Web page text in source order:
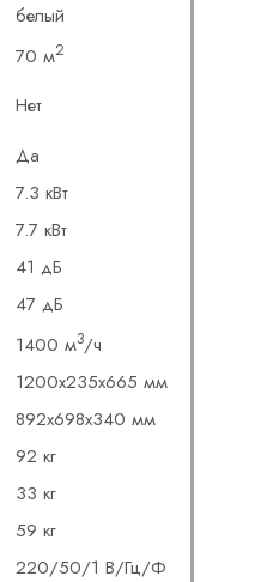
белый
70 м2
Нет
Да
7.3 кВт
7.7 кВт
41 дБ
47 дБ
1400 м3/ч
1200x235x665 мм
892x698x340 мм
92 кг
33 кг
59 кг
220/50/1 В/Гц/Ф